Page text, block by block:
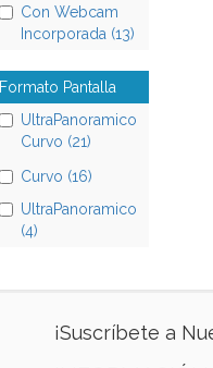
Con Webcam
Incorporada (13)
Formato Pantalla
UltraPanoramico
Curvo (21)
Curvo (16)
UltraPanoramico
(4)
¡Suscríbete a